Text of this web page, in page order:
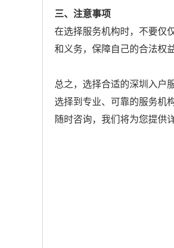
三、注意事项
在选择服务机构时，不要仅
和义务，保障自己的合法权益
总之，选择合适的深圳入户
选择到专业、可靠的服务机
随时咨询，我们将为您提供